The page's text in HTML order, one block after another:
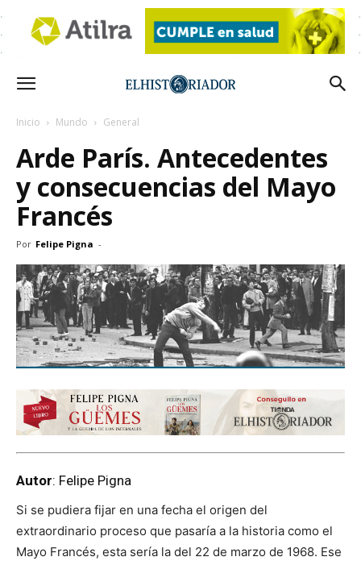
Inicio Mundo General
Arde París. Antecedentes
y consecuencias del Mayo
Francés
Por Felipe Pigna -
Autor: Felipe Pigna
Si se pudiera fijar en una fecha el origen del
extraordinario proceso que pasaría a la historia como el
Mayo Francés, esta sería la del 22 de marzo de 1968. Ese